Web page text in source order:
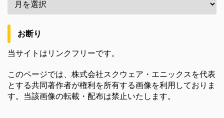
お断り
当サイトはリンクフリーです。
このページでは、株式会社スクウェア・エニックスを代表
とする共同著作者が権利を所有する画像を利用しておりま
す。当該画像の転載・配布は禁止いたします。